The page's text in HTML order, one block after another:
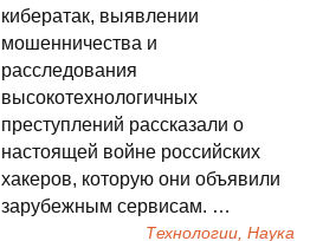
кибератак, выявлении
мошенничества и
расследования
высокотехнологичных
преступлений рассказали о
настоящей войне российских
хакеров, которую они объявили
зарубежным сервисам. …
Технологии, Наука